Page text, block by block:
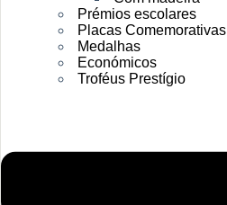
Prémios escolares
Placas Comemorativas
Medalhas
Económicos
Troféus Prestígio